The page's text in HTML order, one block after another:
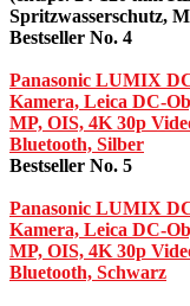
Spritzwasserschutz,
Bestseller No. 4
Panasonic LUMIX
Kamera, Leica DC-
MP, OIS, 4K 30p
Bluetooth, Silber
Bestseller No. 5
Panasonic LUMIX
Kamera, Leica DC-
MP, OIS, 4K 30p
Bluetooth, Schwarz